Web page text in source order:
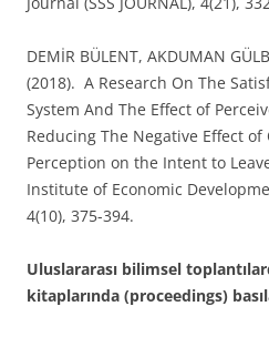
DEMİR BÜLENT, AKDUMAN
(2018). A Research On The
System And The Effect of
Reducing The Negative Effect
Perception on the Intent to
Institute of Economic
4(10), 375-394.
Uluslararası bilimsel
kitaplarında (proceedings)